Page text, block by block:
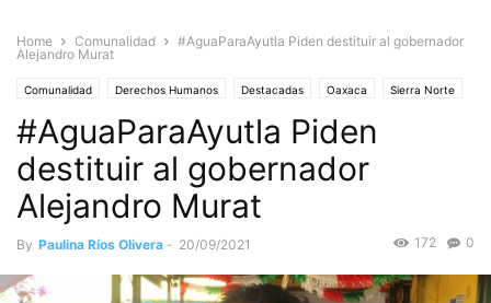
Home Comunalidad
#AguaParaAyutla Piden destituir al gobernador
Alejandro Murat
Comunalidad Derechos Humanos Destacadas Oaxaca Sierra Norte
#AguaParaAyutla Piden
destituir al gobernador
Alejandro Murat
By Paulina Ríos Olivera - 20/09/2021 0
172